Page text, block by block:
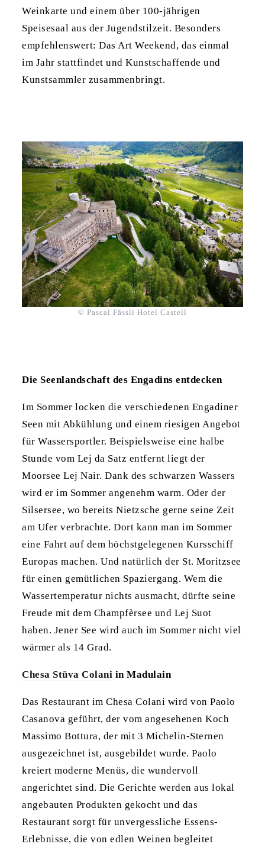
Weinkarte und einem über 100-jährigen
Speisesaal aus der Jugendstilzeit. Besonders
empfehlenswert: Das Art Weekend, das einmal
im Jahr stattfindet und Kunstschaffende und
Kunstsammler zusammenbringt.
© Pascal Fässli Hotel Castell
Die Seenlandschaft des Engadins entdecken
Im Sommer locken die verschiedenen Engadiner
Seen mit Abkühlung und einem riesigen Angebot
für Wassersportler. Beispielsweise eine halbe
Stunde vom Lej da Satz entfernt liegt der
Moorsee Lej Nair. Dank des schwarzen Wassers
wird er im Sommer angenehm warm. Oder der
Silsersee, wo bereits Nietzsche gerne seine Zeit
am Ufer verbrachte. Dort kann man im Sommer
eine Fahrt auf dem höchstgelegenen Kursschiff
Europas machen. Und natürlich der St. Moritzsee
für einen gemütlichen Spaziergang. Wem die
Wassertemperatur nichts ausmacht, dürfte seine
Freude mit dem Champfèrsee und Lej Suot
haben. Jener See wird auch im Sommer nicht viel
wärmer als 14 Grad.
Chesa Stüva Colani in Madulain
Das Restaurant im Chesa Colani wird von Paolo
Casanova geführt, der vom angesehenen Koch
Massimo Bottura, der mit 3 Michelin-Sternen
ausgezeichnet ist, ausgebildet wurde. Paolo
kreiert moderne Menüs, die wundervoll
angerichtet sind. Die Gerichte werden aus lokal
angebauten Produkten gekocht und das
Restaurant sorgt für unvergessliche Essens-
Erlebnisse, die von edlen Weinen begleitet